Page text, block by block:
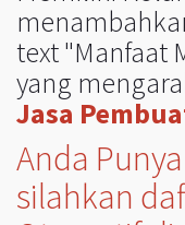
text "Manfaat
yang
Jasa
Anda
silahkan